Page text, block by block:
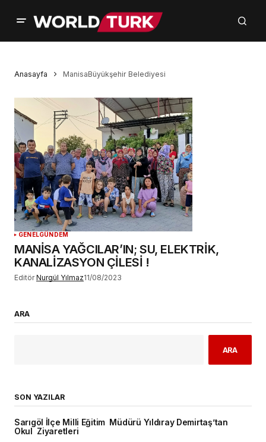
Anasayfa ManisaBüyükşehir Belediyesi
GENELGÜNDEM
MANİSA YAĞCILAR’IN; SU, ELEKTRİK,
KANALİZASYON ÇİLESİ !
Editör Nurgül Yılmaz11/08/2023
ARA
ARA
SON YAZILAR
Sarıgöl İlçe Milli Eğitim Müdürü Yıldıray Demirtaş’tan
Okul Ziyaretleri